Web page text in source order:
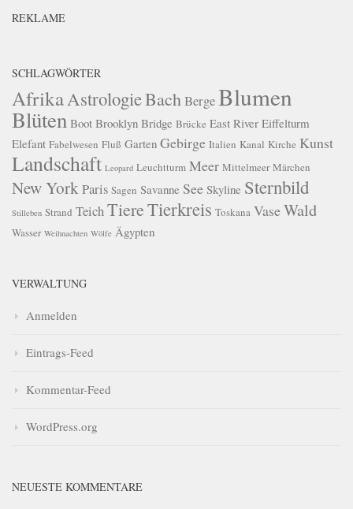
REKLAME
SCHLAGWÖRTER
Afrika AstrologieBachBergeBlumen
Blüten Boot Brooklyn Bridge Brücke East River Eiffelturm
Elefant Fabelwesen Fluß Garten Gebirge Italien Kanal Kirche Kunst
Landschaft Leopard Leuchtturm Meer Mittelmeer Märchen
New YorkParis Sagen Savanne See Skyline Sternbild
Stilleben Strand TeichTiereTierkreis Toskana VaseWald
Wasser Weihnachten Wölfe Ägypten
VERWALTUNG
Anmelden
Eintrags-Feed
Kommentar-Feed
WordPress.org
NEUESTE KOMMENTARE